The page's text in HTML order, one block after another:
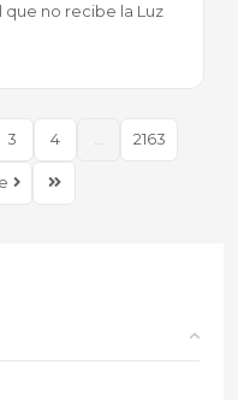
que no recibe la Luz
3 4 ... 2163